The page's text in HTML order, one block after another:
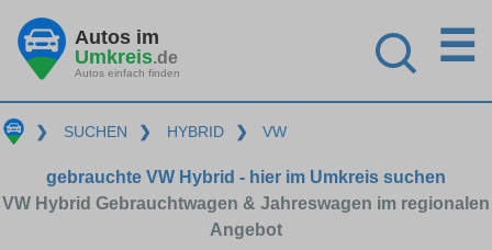
Autos im
Umkreis.de
Autos einfach finden
☰
❯ SUCHEN ❯ HYBRID ❯ VW
gebrauchte VW Hybrid - hier im Umkreis suchen
VW Hybrid Gebrauchtwagen & Jahreswagen im regionalen
Angebot